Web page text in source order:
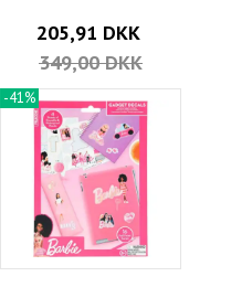
205,91 DKK
349,00 DKK
-41%